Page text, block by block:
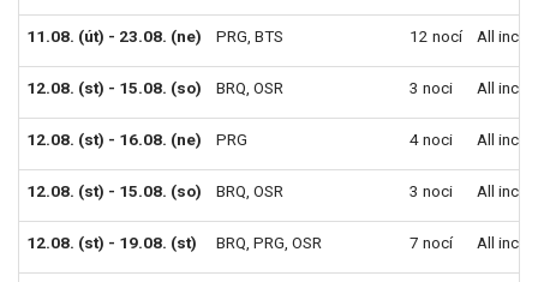
11.08. (út) - 23.08. (ne) PRG BTS 12 nocí All
12.08. (st) - 15.08. (so) BRQ OSR 3 noci All
12.08. (st) - 16.08. (ne) PRG 4 noci All
12.08. (st) - 15.08. (so) BRQ OSR 3 noci All
12.08. (st) - 19.08. (st) BRQ PRG OSR 7 nocí All